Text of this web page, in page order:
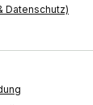
Datenschutz)